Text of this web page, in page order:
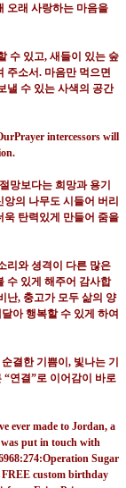
오래 사랑하는 마음을
수 있고, 새들이 있는 숲
주소서. 마음만 먹으면
낼 수 있는 사색의 공간
절망보다는 희망과 용기
의 나무도 시들어 버리
욱 탄력있게 만들어 줌을
리와 셩격이 다른 많은
수 있게 해주어 감사합
난, 충고가 모두 삶의 양
아 행복할 수 있게 하여
결한 기쁨이 , 빛나는 기
“연결”로 이어감이 바로